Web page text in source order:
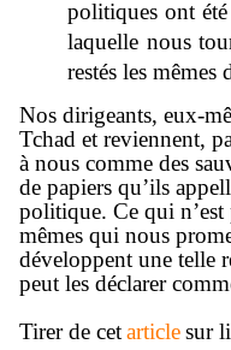
politiques ont été
laquelle nous
restés les mêmes
Nos dirigeants, eux-
Tchad et reviennent,
à nous comme des
de papiers qu’ils
politique. Ce qui n’est
mêmes qui nous
développent une telle
peut les déclarer
Tirer de cetarticlesur